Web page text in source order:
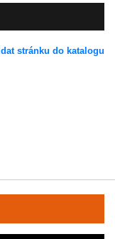
stránku do katalogu